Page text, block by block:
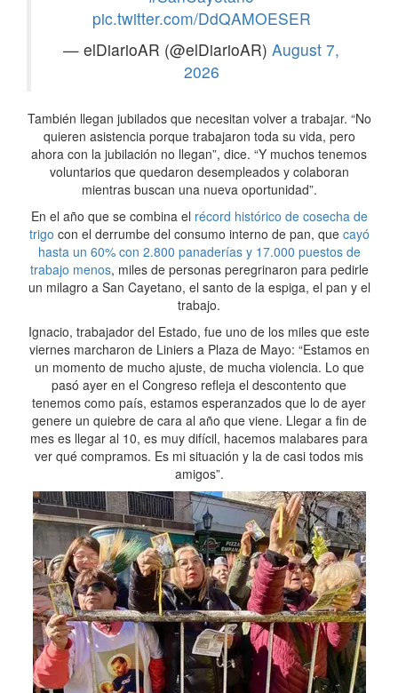
pic.twitter.com/DdQAMOESER
— elDiarioAR (@elDiarioAR) August 7,
2026
También llegan jubilados que necesitan volver a trabajar. “No
quieren asistencia porque trabajaron toda su vida, pero
ahora con la jubilación no llegan”, dice. “Y muchos tenemos
voluntarios que quedaron desempleados y colaboran
mientras buscan una nueva oportunidad”.
En el año que se combina el récord histórico de cosecha de
trigo con el derrumbe del consumo interno de pan, que cayó
hasta un 60% con 2.800 panaderías y 17.000 puestos de
trabajo menos, miles de personas peregrinaron para pedirle
un milagro a San Cayetano, el santo de la espiga, el pan y el
trabajo.
Ignacio, trabajador del Estado, fue uno de los miles que este
viernes marcharon de Liniers a Plaza de Mayo: “Estamos en
un momento de mucho ajuste, de mucha violencia. Lo que
pasó ayer en el Congreso refleja el descontento que
tenemos como país, estamos esperanzados que lo de ayer
genere un quiebre de cara al año que viene. Llegar a fin de
mes es llegar al 10, es muy difícil, hacemos malabares para
ver qué compramos. Es mi situación y la de casi todos mis
amigos”.